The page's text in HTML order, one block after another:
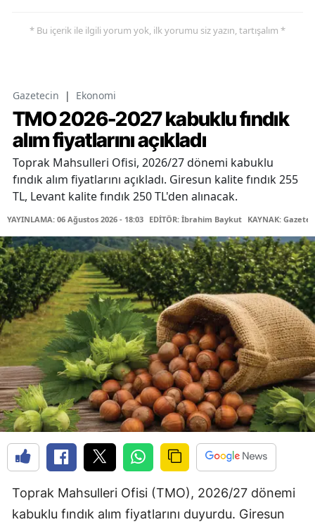
* Bu içerik ile ilgili yorum yok, ilk yorumu siz yazın, tartışalım *
Gazetecin | Ekonomi
TMO 2026-2027 kabuklu fındık
alım fiyatlarını açıkladı
Toprak Mahsulleri Ofisi, 2026/27 dönemi kabuklu
fındık alım fiyatlarını açıkladı. Giresun kalite fındık 255
TL, Levant kalite fındık 250 TL'den alınacak.
YAYINLAMA: 06 Ağustos 2026 - 18:03 EDİTÖR: İbrahim Baykut KAYNAK:
Toprak Mahsulleri Ofisi (TMO), 2026/27 dönemi
kabuklu fındık alım fiyatlarını duyurdu. Giresun